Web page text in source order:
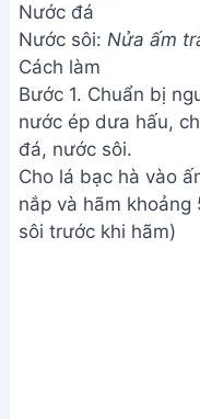
Nước đá
Nước sôi: Nửa ấm
Cách làm
Bước 1. Chuẩn bị
nước ép dưa hấu,
đá, nước sôi.
Cho lá bạc hà vào
nắp và hãm
sôi trước khi hãm)